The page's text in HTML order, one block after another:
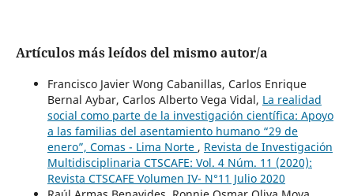
Artículos más leídos del mismo autor/a
Francisco Javier Wong Cabanillas, Carlos Enrique
Bernal Aybar, Carlos Alberto Vega Vidal, La realidad
social como parte de la investigación científica: Apoyo
a las familias del asentamiento humano “29 de
enero”, Comas - Lima Norte , Revista de Investigación
Multidisciplinaria CTSCAFE: Vol. 4 Núm. 11 (2020):
Revista CTSCAFE Volumen IV- N°11 Julio 2020